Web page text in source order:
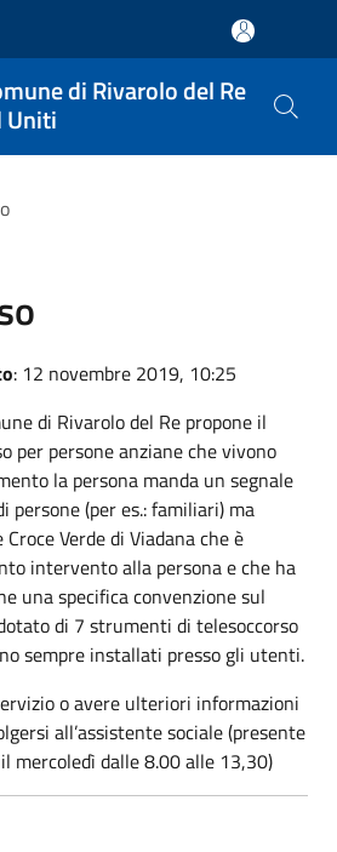
di Rivarolo del Re
Uniti
: 12 novembre 2019, 10:25
di Rivarolo del Re propone il
per persone anziane che vivono
la persona manda un segnale
persone (per es.: familiari) ma
Croce Verde di Viadana che è
intervento alla persona e che ha
una specifica convenzione sul
di 7 strumenti di telesoccorso
sempre installati presso gli utenti.
o avere ulteriori informazioni
all’assistente sociale (presente
mercoledì dalle 8.00 alle 13,30)